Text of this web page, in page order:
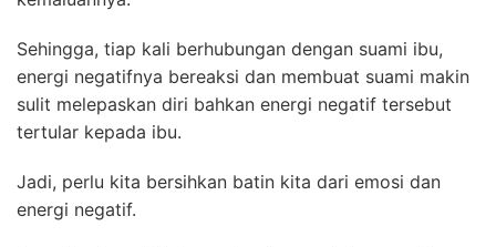
Sehingga, tiap kali berhubungan dengan suami ibu,
energi negatifnya bereaksi dan membuat suami makin
sulit melepaskan diri bahkan energi negatif tersebut
tertular kepada ibu.
Jadi, perlu kita bersihkan batin kita dari emosi dan
energi negatif.